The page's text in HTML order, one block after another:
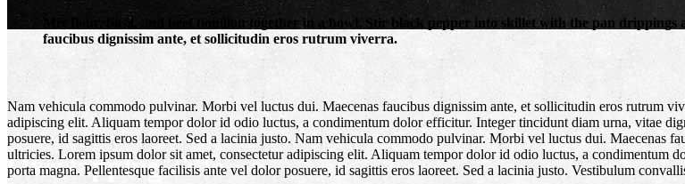
Overlapping Title
Mix flour, basil, and beef bouillon together in a bowl. Stir black pepper into skillet with the pan
faucibus dignissim ante, et sollicitudin eros rutrum viverra.
Nam vehicula commodo pulvinar. Morbi vel luctus dui. Maecenas faucibus dignissim ante, et sollicitudin eros rutrum
adipiscing elit. Aliquam tempor dolor id odio luctus, a condimentum dolor efficitur. Integer tincidunt diam urna, vitae
posuere, id sagittis eros laoreet. Sed a lacinia justo. Nam vehicula commodo pulvinar. Morbi vel luctus dui. Maecenas
ultricies. Lorem ipsum dolor sit amet, consectetur adipiscing elit. Aliquam tempor dolor id odio luctus, a condimentum
porta magna. Pellentesque facilisis ante vel dolor posuere, id sagittis eros laoreet. Sed a lacinia justo. Vestibulum